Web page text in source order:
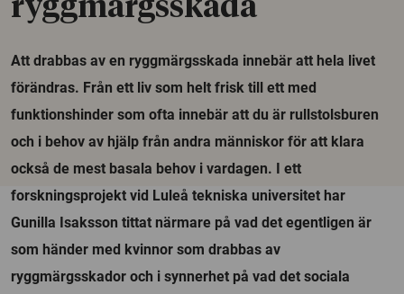
ryggmärgsskada
Att drabbas av en ryggmärgsskada innebär att hela livet
förändras. Från ett liv som helt frisk till ett med
funktionshinder som ofta innebär att du är rullstolsburen
och i behov av hjälp från andra människor för att klara
också de mest basala behov i vardagen. I ett
forskningsprojekt vid Luleå tekniska universitet har
Gunilla Isaksson tittat närmare på vad det egentligen är
som händer med kvinnor som drabbas av
ryggmärgsskador och i synnerhet på vad det sociala